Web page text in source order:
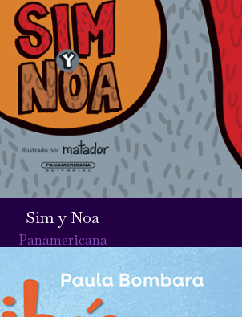
Sim y Noa
Panamericana